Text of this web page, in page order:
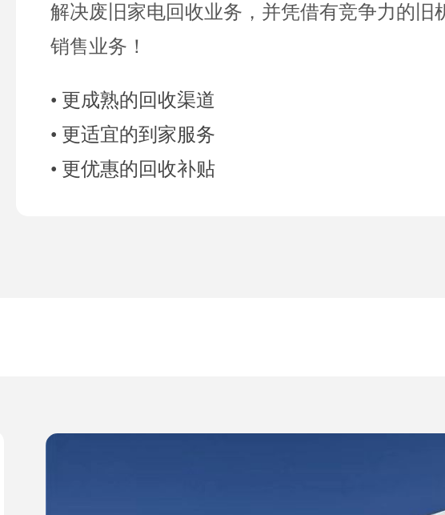
解决废旧家电回收业务，并凭借有竞争力的旧
销售业务！
• 更成熟的回收渠道
• 更适宜的到家服务
• 更优惠的回收补贴